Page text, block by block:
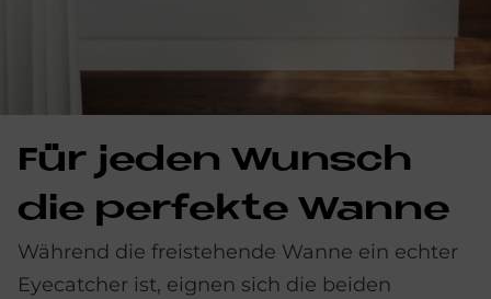
Für je­den Wunsch
die per­fek­te Wan­ne
Während die freistehende Wanne ein echter
Eyecatcher ist, eignen sich die beiden